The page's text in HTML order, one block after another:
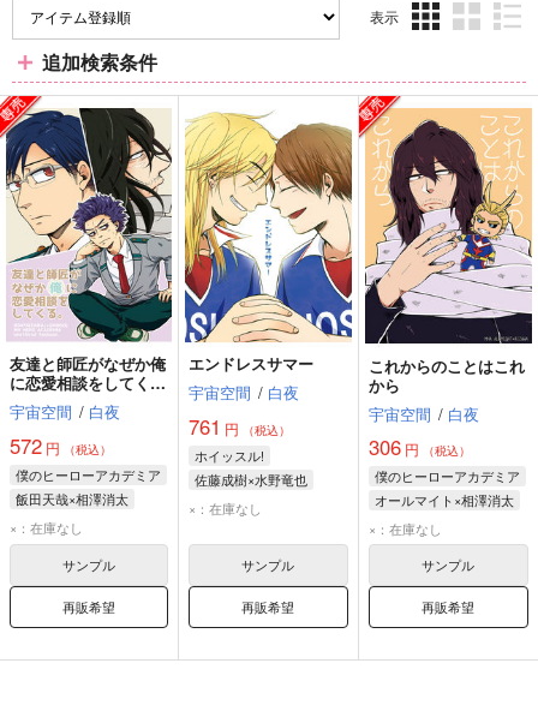
表示
ム
表
示
ム
表
示
ム
表
示
追加検索条件
友達と師匠がなぜか俺
に恋愛相談をしてく
る。
宇宙空間 / 白夜
572 円 （税込）
僕のヒーローアカデミア
飯田天哉×相澤消太
飯田天哉
心操人使
×：在庫なし
サンプル
再販希望
エンドレスサマー
宇宙空間 / 白夜
761 円 （税込）
ホイッスル!
佐藤成樹×水野竜也
佐藤成樹
×：在庫なし
サンプル
再販希望
これからのことはこれ
から
宇宙空間 / 白夜
306円 （税込）
僕のヒーローアカデミア
オールマイト×相澤消太
オールマイト
相澤消太
×：在庫なし
サンプル
再販希望